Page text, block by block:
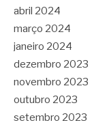
abril 2024
março 2024
janeiro 2024
dezembro 2023
novembro 2023
outubro 2023
setembro 2023